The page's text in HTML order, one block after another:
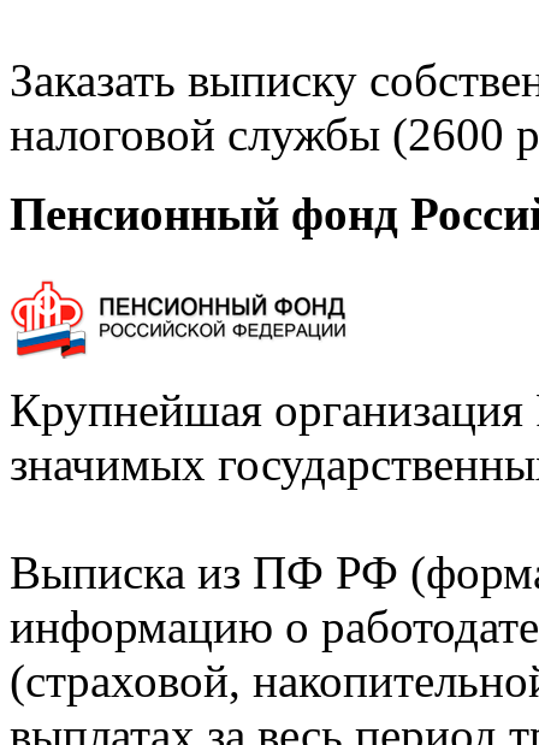
Заказать выписку
налоговой службы (2600
Пенсионный фонд
Крупнейшая
значимых
Выписка из ПФ РФ
информацию о
(страховой,
выплатах за весь период